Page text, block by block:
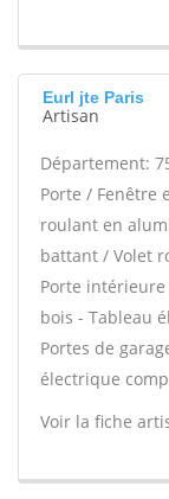
Eurl jte Paris
Artisan
Département:
Porte / Fenêtre
roulant en
battant / Volet
Porte
bois - Tableau
Portes de
électrique
Voir la fiche